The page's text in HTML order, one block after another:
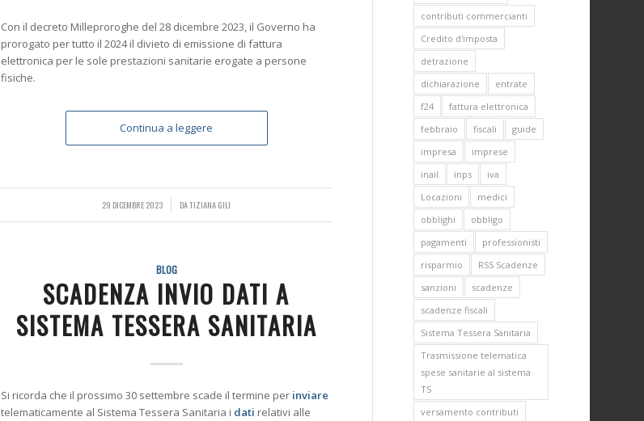
Con il decreto Milleproroghe del 28 dicembre 2023, il Governo ha
prorogato per tutto il 2024 il divieto di emissione di fattura
elettronica per le sole prestazioni sanitarie erogate a persone
fisiche.
Continua a leggere
29 DICEMBRE 2023
/ DATIZIANA GILI
BLOG
SCADENZA INVIO DATI A
SISTEMA TESSERA SANITARIA
Si ricorda che il prossimo 30 settembre scade il termine per inviare
telematicamente al Sistema Tessera Sanitaria i dati relativi alle
contributi commercianti
Credito d'imposta
detrazione
dichiarazione
entrate
f24
fattura elettronica
febbraio
fiscali
guide
impresa
imprese
inail
inps
iva
Locazioni
medici
obblighi
obbligo
pagamenti
professionisti
risparmio
RSS Scadenze
sanzioni
scadenze
scadenze fiscali
Sistema Tessera Sanitaria
Trasmissione telematica
spese sanitarie al sistema
TS
versamento contributi